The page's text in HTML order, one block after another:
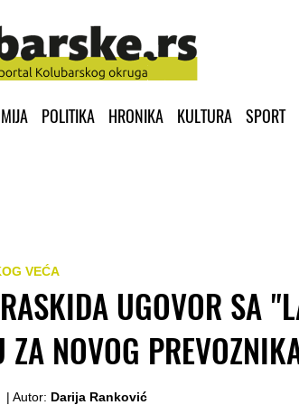
POLITIKA HRONIKA KULTURA SPORT
VEĆA
UGOVOR SA
ZA NOVOG
| Autor: Darija Ranković